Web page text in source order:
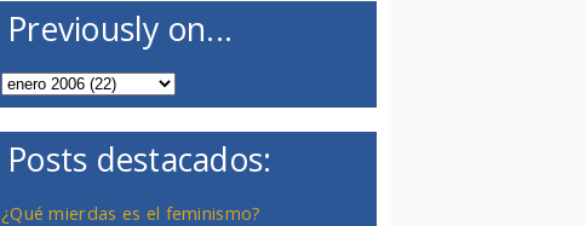
Previously on...
Posts destacados:
¿Qué mierdas es el feminismo?